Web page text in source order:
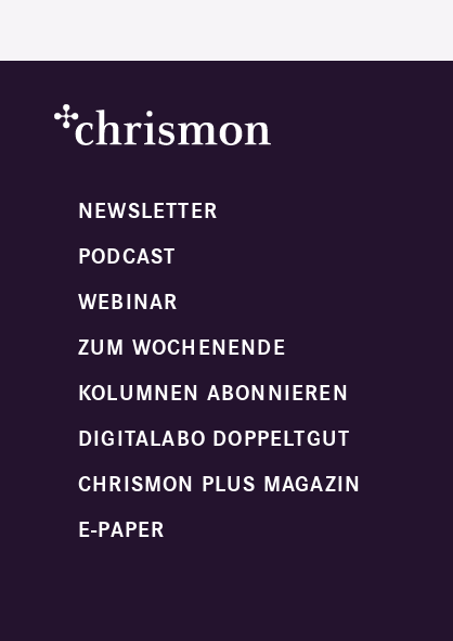
NEWSLETTER
PODCAST
WEBINAR
ZUM WOCHENENDE
KOLUMNEN ABONNIEREN
DIGITALABO DOPPELTGUT
CHRISMON PLUS MAGAZIN
E-PAPER